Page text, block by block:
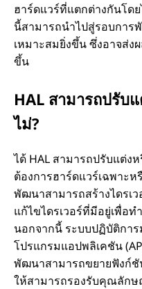
ฮาร์ดแวร์ที่แตกต่างกันโด
นี้สามารถนําไปสู่รอบกา
เหมาะสมยิ่งขึ้น ซึ่งอาจส่
ขึ้น
HAL สามารถปรับ
ไม่?
ได้ HAL สามารถปรับแต่ง
ต้องการฮาร์ดแวร์เฉพาะ
พัฒนาสามารถสร้างไดรเ
แก้ไขไดรเวอร์ที่มีอยู่เพื่อ
นอกจากนี้ ระบบปฏิบัติกา
โปรแกรมแอปพลิเคชัน
พัฒนาสามารถขยายฟังก์ชั
ให้สามารถรองรับคุณลัก